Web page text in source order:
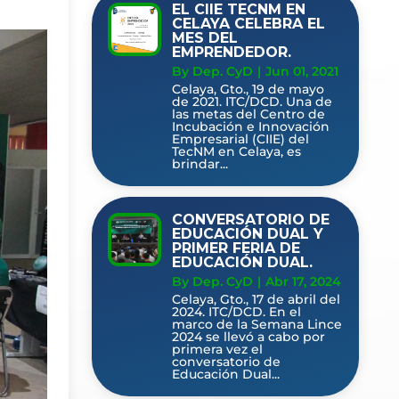
EL CIIE TECNM EN
CELAYA CELEBRA EL
MES DEL
EMPRENDEDOR.
By Dep. CyD | Jun 01, 2021
Celaya, Gto., 19 de mayo
de 2021. ITC/DCD. Una de
las metas del Centro de
Incubación e Innovación
Empresarial (CIIE) del
TecNM en Celaya, es
brindar...
CONVERSATORIO DE
EDUCACIÓN DUAL Y
PRIMER FERIA DE
EDUCACIÓN DUAL.
By Dep. CyD | Abr 17, 2024
Celaya, Gto., 17 de abril del
2024. ITC/DCD. En el
marco de la Semana Lince
2024 se llevó a cabo por
primera vez el
conversatorio de
Educación Dual...